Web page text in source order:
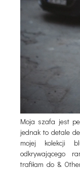
Moja szafa jest
jednak to detale
mojej kolekcji
odkrywającego
trafiłam do &